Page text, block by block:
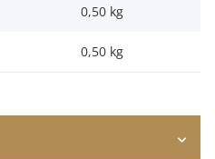
0,50 kg
0,50 kg